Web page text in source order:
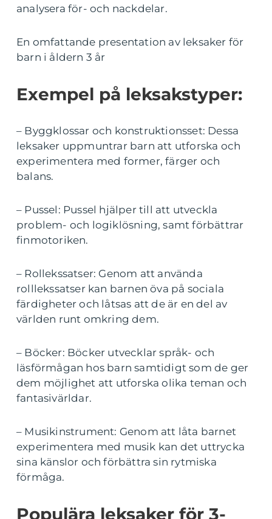
analysera för- och nackdelar.
En omfattande presentation av leksaker för
barn i åldern 3 år
Exempel på leksakstyper:
– Byggklossar och konstruktionsset: Dessa
leksaker uppmuntrar barn att utforska och
experimentera med former, färger och
balans.
– Pussel: Pussel hjälper till att utveckla
problem- och logiklösning, samt förbättrar
finmotoriken.
– Rollekssatser: Genom att använda
rolllekssatser kan barnen öva på sociala
färdigheter och låtsas att de är en del av
världen runt omkring dem.
– Böcker: Böcker utvecklar språk- och
läsförmågan hos barn samtidigt som de ger
dem möjlighet att utforska olika teman och
fantasivärldar.
– Musikinstrument: Genom att låta barnet
experimentera med musik kan det uttrycka
sina känslor och förbättra sin rytmiska
förmåga.
Populära leksaker för 3-